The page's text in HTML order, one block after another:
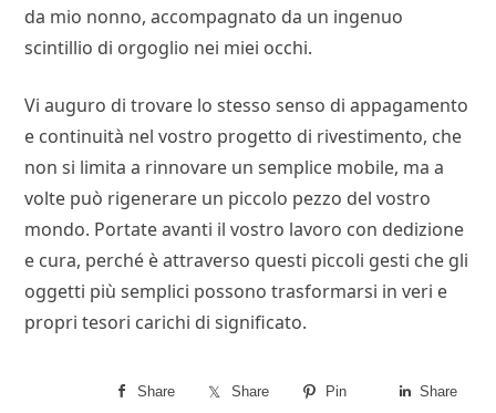
da mio nonno, accompagnato da un ingenuo
scintillio di orgoglio nei miei occhi.
Vi auguro di trovare lo stesso senso di appagamento
e continuità nel vostro progetto di rivestimento, che
non si limita a rinnovare un semplice mobile, ma a
volte può rigenerare un piccolo pezzo del vostro
mondo. Portate avanti il vostro lavoro con dedizione
e cura, perché è attraverso questi piccoli gesti che gli
oggetti più semplici possono trasformarsi in veri e
propri tesori carichi di significato.
Share Share Pin Share